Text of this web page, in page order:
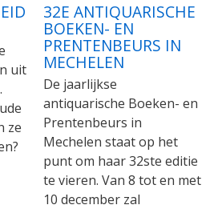
uit
ze
32E ANTIQUARISCHE
BOEKEN- EN
PRENTENBEURS IN
MECHELEN
De jaarlijkse
antiquarische Boeken- en
Prentenbeurs in
Mechelen staat op het
punt om haar 32ste editie
te vieren. Van 8 tot en met
10 december zal